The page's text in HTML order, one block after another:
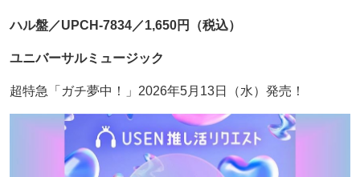
ハル盤／UPCH-7834／1,650円（税込）
ユニバーサルミュージック
超特急「ガチ夢中！」2026年5月13日（水）発売！